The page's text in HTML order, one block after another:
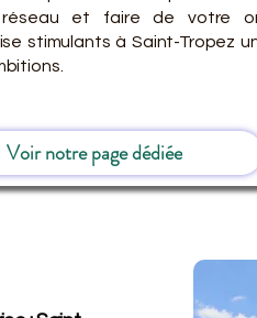
et faire de votre
stimulants à Saint-Tropez
Voir notre page dédiée